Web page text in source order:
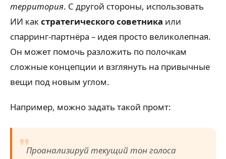
территория. С другой стороны, использовать
ИИ какстратегического советника или
спарринг-партнёра – идея просто великолепная.
Он может помочь разложить по полочкам
сложные концепции и взглянуть на привычные
вещи под новым углом.
Например, можно задать такой промт:
Проанализируй текущий тон голоса